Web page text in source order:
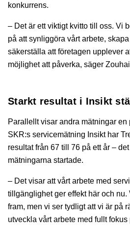
konkurrens.
– Det är ett viktigt kvitto till oss. Vi
på att synliggöra vårt arbete,
säkerställa att företagen upplever
möjlighet att påverka, säger
Starkt resultat i Insikt
Parallellt visar andra mätningar en
SKR:s servicemätning Insikt har
resultat från 67 till 76 på ett år –
mätningarna startade.
– Det visar att vårt arbete med
tillgänglighet ger effekt här och nu.
fram, men vi ser tydligt att vi är på
utveckla vårt arbete med fullt fokus